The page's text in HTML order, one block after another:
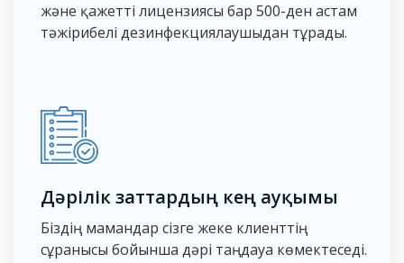
және қажетті лицензиясы бар 500-ден астам
тәжірибелі дезинфекциялаушыдан тұрады.
Дәрілік заттардың кең ауқымы
Біздің мамандар сізге жеке клиенттің
сұранысы бойынша дәрі таңдауға көмектеседі.